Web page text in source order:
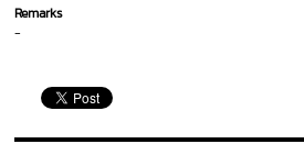
Remarks
-